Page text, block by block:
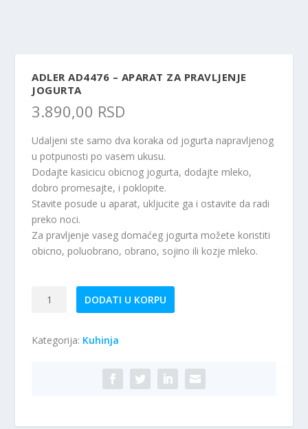
ADLER AD4476 – APARAT ZA PRAVLJENJE
JOGURTA
3.890,00 RSD
Udaljeni ste samo dva koraka od jogurta napravljenog
u potpunosti po vasem ukusu.
Dodajte kasicicu obicnog jogurta, dodajte mleko,
dobro promesajte, i poklopite.
Stavite posude u aparat, ukljucite ga i ostavite da radi
preko noci.
Za pravljenje vaseg domaćeg jogurta možete koristiti
obicno, poluobrano, obrano, sojino ili kozje mleko.
Adler
Aparat
DODATI U KORPU
Kategorija: Kuhinja